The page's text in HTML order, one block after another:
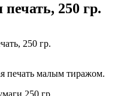
250 гр.
печать малым тиражом.